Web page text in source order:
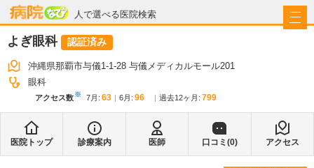
人で選べる医院検索
病院なび
よぎ眼科 認証済み
沖縄県那覇市与儀1-1-28 与儀メディカルモール201
眼科
アクセス数※ 7月 : 63 6月 : 96 過去12ヶ月: 799
医院トップ 診療案内 医師 口コミ(0) アクセス